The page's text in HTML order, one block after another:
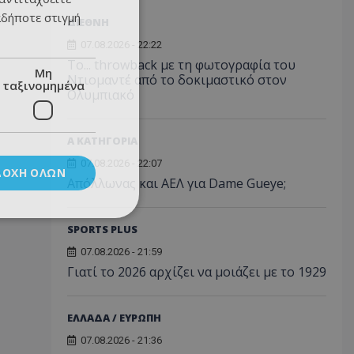
ΔΙΕΘΝΗ
07.08.2026 - 22:22
Το... throwback με τη φωτογραφία του
Ντιομαντέ από το δοκιμαστικό στον
Ολυμπιακό
07.08.2026 - 22:07
Απόλλωνας και ΑΕΛ για Dame Gueye;
SPORTS PLUS
07.08.2026 - 21:59
Γιατί το 2026 αρχίζει να μοιάζει με το 1929
ΕΛΛΑΔΑ / ΕΥΡΩΠΗ
07.08.2026 - 21:36
στιγμή
Μη
ταξινομημένα
ΌΛΩΝ